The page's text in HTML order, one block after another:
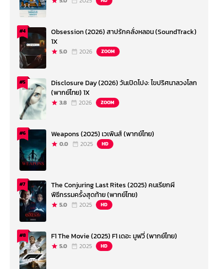
#4
Obsession (2026) สาปรักคลั่งหลอน (SoundTrack)
1X
5.0 2026 ZOOM
#5
Disclosure Day (2026) วันเปิดโปง: ไขปริศนาลวงโลก
(พากย์ไทย) 1X
3.8 2026 ZOOM
#6 Weapons (2025) เวเพินส์ (พากย์ไทย)
0.0 2025 HD
#7
The Conjuring Last Rites (2025) คนเรียกผี
พิธีกรรมครั้งสุดท้าย (พากย์ไทย)
5.0 2025 HD
#8 F1 The Movie (2025) F1 เดอะ มูฟวี่ (พากย์ไทย)
5.0 2025 HD